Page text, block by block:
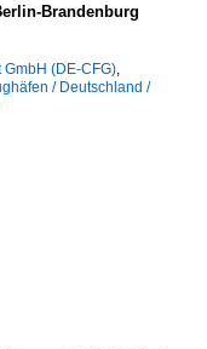
Brandenburg
(DE-CFG),
/ Deutschland /